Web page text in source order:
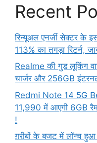
Recent
रिन्यूअल एनर्जी सेक्टर के
113% का तगड़ा रिटर्न,
Realme की गुड लूकिंग
चार्जर और 256GB
Redmi Note 14 5G
11,990 में आएगी 6GB
!
ग़रीबों के बजट में लॉन्च